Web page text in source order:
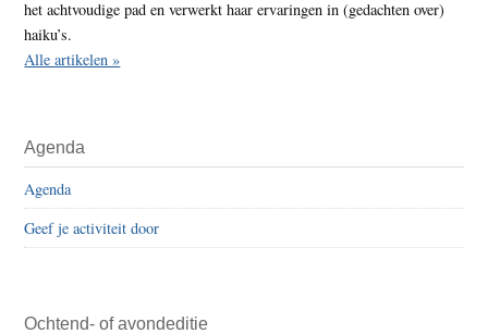
het achtvoudige pad en verwerkt haar ervaringen in (gedachten over)
haiku’s.
Alle artikelen »
Agenda
Agenda
Geef je activiteit door
Ochtend- of avondeditie